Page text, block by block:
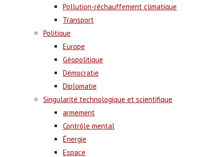
Pollution-réchauffement climatique
Transport
Politique
Europe
Géopolitique
Démocratie
Diplomatie
Singularité technologique et scientifique
armement
Contrôle mental
Énergie
Espace